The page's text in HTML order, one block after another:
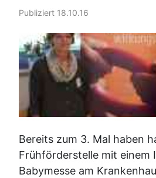
Publiziert 18.10.16
Bereits zum 3. Mal haben
Frühförderstelle mit einem
Babymesse am